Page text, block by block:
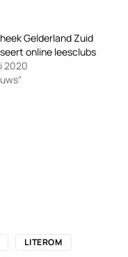
Gelderland Zuid
online leesclubs
2020
LITEROM